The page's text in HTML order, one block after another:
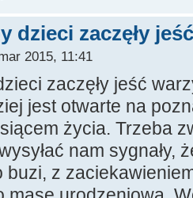
dzieci zaczęły
2015, 11:41
zaczęły jeść
jest otwarte na
życia. Trzeba
nam sygnały,
buzi, z